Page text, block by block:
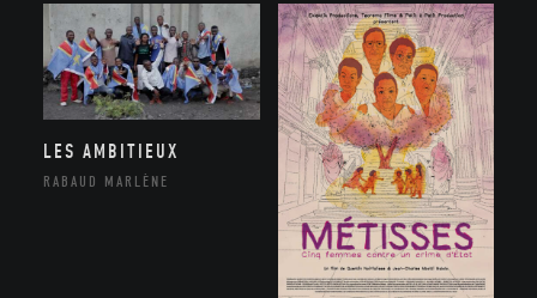
LES AMBITIEUX
RABAUD MARLÈNE